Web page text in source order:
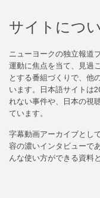
サイトにつ
ニューヨークの独立報道
運動に焦点を当て、見過
とする番組づくりで、他
います。日本語サイトは
れない事件や、日本の視
ています。
字幕動画アーカイブとし
容の濃いインタビューで
んな使い方ができる資料